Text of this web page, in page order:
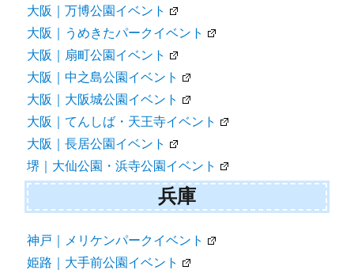
大阪｜万博公園イベント
大阪｜うめきたパークイベント
大阪｜扇町公園イベント
大阪｜中之島公園イベント
大阪｜大阪城公園イベント
大阪｜てんしば・天王寺イベント
大阪｜長居公園イベント
堺｜大仙公園・浜寺公園イベント
兵庫
神戸｜メリケンパークイベント
姫路｜大手前公園イベント